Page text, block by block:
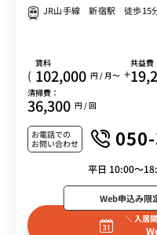
JR山手線 新宿駅 徒歩15
(
賃料
102,000 円 / 月〜 +
共益費
清掃費：
36,300 円 / 回
お電話での
お問い合わせ
平日 10:00～
＼ 入居
Web申込み限